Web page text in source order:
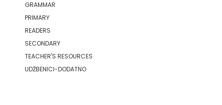
STEP
STILUS
ŠARENI
GRAMMAR
PRIMARY
READERS
SECONDARY
TEACHER'S RESOURCES
UDŽBENICI-DODATNO